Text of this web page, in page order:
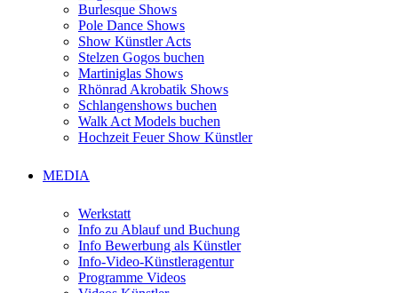
Burlesque Shows
Pole Dance Shows
Show Künstler Acts
Stelzen Gogos buchen
Martiniglas Shows
Rhönrad Akrobatik Shows
Schlangenshows buchen
Walk Act Models buchen
Hochzeit Feuer Show Künstler
MEDIA
Werkstatt
Info zu Ablauf und Buchung
Info Bewerbung als Künstler
Info-Video-Künstleragentur
Programme Videos